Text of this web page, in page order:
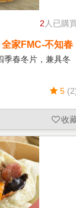
2 人已購
全家FMC-不知春
季春冬片，兼具冬
5
收